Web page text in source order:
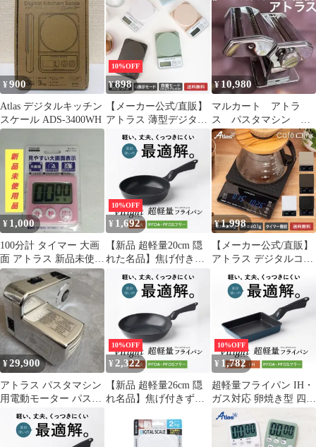
タ対応
¥900
Atlas デジタルキッチン
スケール ADS-3400WH
10%OFF
¥898
【メーカー公式/直販】
アトラス 薄型デジタル
キッチンスケール 2kg
3kg 微量モード0.1g対応
キッチン クッキング ス
ケール はかり 風袋切り
0表示 縦置き可 コンパ
クト 薄型 ADS-2400
ADS-3400
¥ 10,980
マルカート アトラ
ス パスタマシン 製
麺機 パスタバイク
イタリア製 ジャンク
品
¥ 1,000
100分計 タイマー 大画
面 アトラス 新品未使用
品
10%OFF
¥ 1,692
【新品 超軽量20cm 隠
れた名品】焦げ付きず
らい アトラス フライパ
ン 炒め鍋 ガス火専用
Silkware / FRP-20V
¥1,998
【メーカー公式/直販】
アトラス デジタルコー
ヒースケール 3kg 0.1g
表示 タイマー機能付き
風袋切り ドリップ コー
ヒー用 珈琲 はかり 秤
キッチン クッキング カ
フェリンク ADCS-03
ADCS-031
¥29,900
アトラス パスタマシン
用電動モーター パスタ
ドライブ
10%OFF
¥ 2,322
【新品 超軽量26cm 隠
れ名品】焦げ付きずら
炒め鍋 ガス火専用
Silkware / FRP-26V
10%OFF
¥ 1,782
超軽量フライパン IH・
ガス対応 卵焼き型 四角
軽量 焦げ付かない くっ
つかない アルミダイキ
ャスト 鋳物 耐久性コー